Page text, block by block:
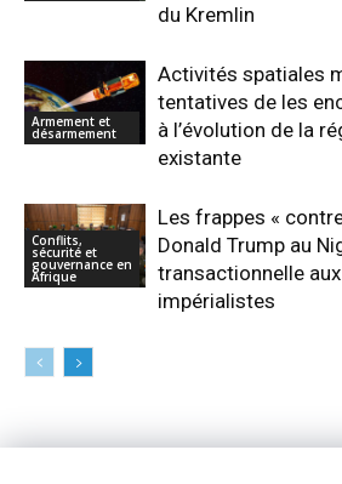
du Kremlin
Armement et
désarmement
Activités spatiales
tentatives de les
à l’évolution de la
existante
Conflits,
sécurité et
gouvernance en
Afrique
Les frappes «
Donald Trump au
transactionnelle
impérialistes